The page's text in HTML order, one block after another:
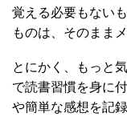
覚える必要もない
ものは、そのまま
とにかく、もっと
で読書習慣を身に
や簡単な感想を記